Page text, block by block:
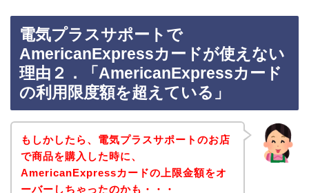
電気プラスサポートで
AmericanExpressカードが使えない
理由２．「AmericanExpressカード
の利用限度額を超えている」
もしかしたら、電気プラスサポートのお店
で商品を購入した時に、
AmericanExpressカードの上限金額をオ
ーバーしちゃったのかも・・・